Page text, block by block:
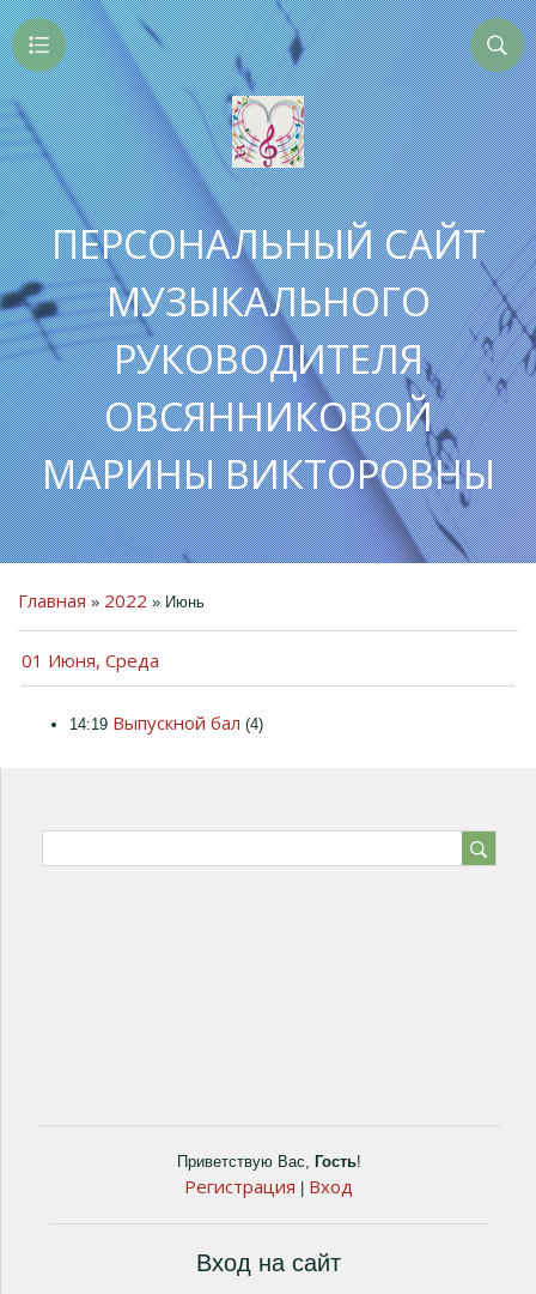
ПЕРСОНАЛЬНЫЙ САЙТ
МУЗЫКАЛЬНОГО
РУКОВОДИТЕЛЯ
ОВСЯННИКОВОЙ
МАРИНЫ ВИКТОРОВНЫ
ПРЕДМЕТНО-
ПРОСТРАНСТВЕННАЯ
КОЛЛЕГАМ
Главная » 2022 » Июнь
01 Июня, Среда
14:19 Выпускной бал (4)
Приветствую Вас, Гость!
Регистрация Вход
Вход на сайт